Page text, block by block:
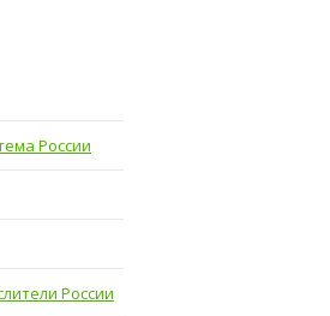
России
России